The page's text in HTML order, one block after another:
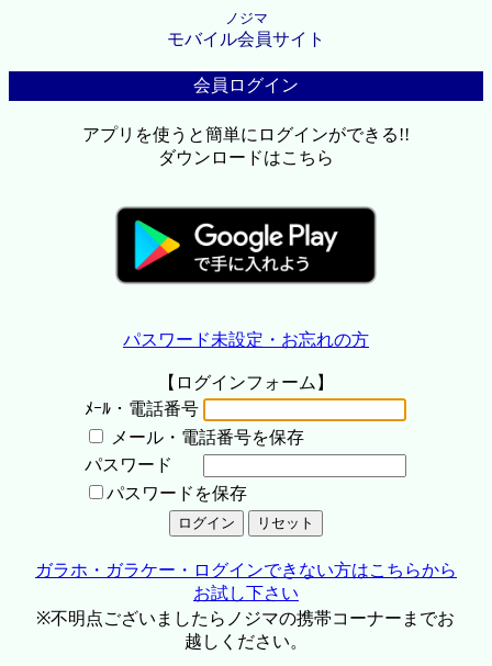
ノジマ
モバイル会員サイト
会員ログイン
アプリを使うと簡単にログインができる!!
ダウンロードはこちら
パスワード未設定・お忘れの方
【ログインフォーム】
ﾒｰﾙ・電話番号
メール・電話番号を保存
パスワード
パスワードを保存
ガラホ・ガラケー・ログインできない方はこちらから
お試し下さい
※不明点ございましたらノジマの携帯コーナーまでお
越しください。